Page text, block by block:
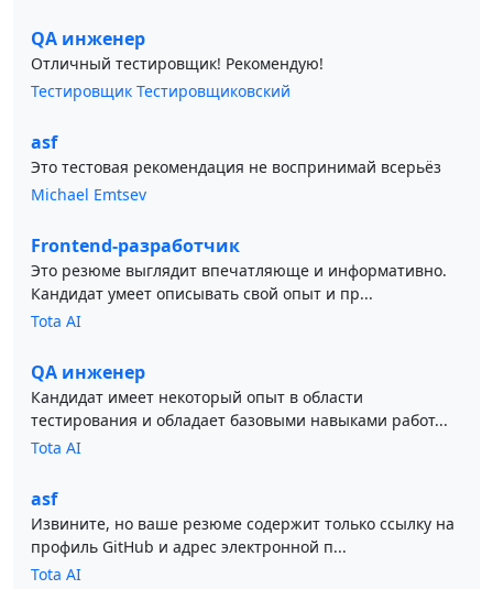
QA инженер
Отличный тестировщик! Рекомендую!
Тестировщик Тестировщиковский
asf
Это тестовая рекомендация не воспринимай всерьёз
Michael Emtsev
Frontend-разработчик
Это резюме выглядит впечатляюще и информативно.
Кандидат умеет описывать свой опыт и пр...
Tota AI
QA инженер
Кандидат имеет некоторый опыт в области
тестирования и обладает базовыми навыками работ...
Tota AI
asf
Извините, но ваше резюме содержит только ссылку на
профиль GitHub и адрес электронной п...
Tota AI